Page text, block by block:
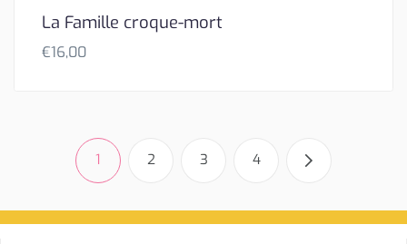
La Famille croque-mort
€16,00
1 2 3 4